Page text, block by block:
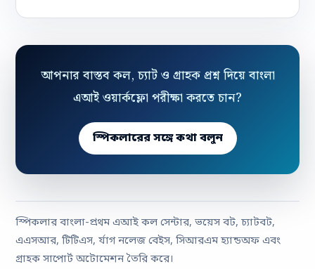
আপনার বাস্তব কল, চ্যাট ও গ্রাহক প্রশ্ন দিয়ে বাংলা
এআই ওয়ার্কফ্লো পরীক্ষা করতে চান?
স্পিকলারের সঙ্গে কথা বলুন
স্পিকলার বাংলা-প্রথম এআই কল সেন্টার, ভয়েস বট, চ্যাটবট,
এএসআর, টিটিএস, র্যাগ নলেজ বেইস, সিআরএম হ্যান্ডঅফ এবং
গ্রাহক সাপোর্ট অটোমেশন তৈরি করে।